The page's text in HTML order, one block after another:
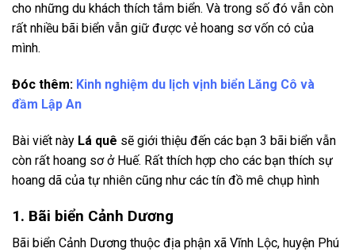
cho những du khách thích tắm biển. Và trong số đó vẫn còn
rất nhiều bãi biển vẫn giữ được vẻ hoang sơ vốn có của
mình.
Đóc thêm: Kinh nghiệm du lịch vịnh biển Lăng Cô và
đầm Lập An
Bài viết này Lá quê sẽ giới thiệu đến các bạn 3 bãi biển vẫn
còn rất hoang sơ ở Huế. Rất thích hợp cho các bạn thích sự
hoang dã của tự nhiên cũng như các tín đồ mê chụp hình
1. Bãi biển Cảnh Dương
Bãi biển Cảnh Dương thuộc địa phận xã Vĩnh Lộc, huyện Phú